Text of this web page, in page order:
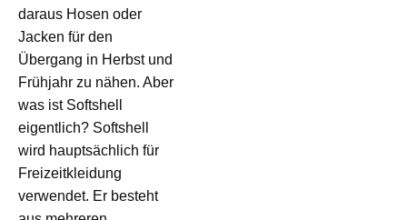
daraus Hosen oder
Jacken für den
Übergang in Herbst und
Frühjahr zu nähen. Aber
was ist Softshell
eigentlich? Softshell
wird hauptsächlich für
Freizeitkleidung
verwendet. Er besteht